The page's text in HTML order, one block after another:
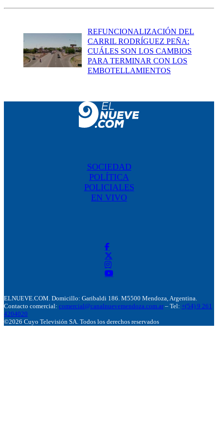
REFUNCIONALIZACIÓN DEL
CARRIL RODRÍGUEZ PEÑA:
CUÁLES SON LOS CAMBIOS
PARA TERMINAR CON LOS
EMBOTELLAMIENTOS
SOCIEDAD
POLÍTICA
POLICIALES
EN VIVO
ELNUEVE.COM. Domicillo: Garibaldi 186. M5500 Mendoza, Argentina.
Contacto comercial: comercial@canalnuevemendoza.com.ar – Tel: +(54) 9 261
4204020
©2026 Cuyo Televisión SA. Todos los derechos reservados